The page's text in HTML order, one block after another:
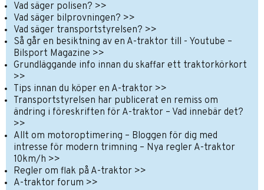
Vad säger polisen? >>
Vad säger bilprovningen? >>
Vad säger transportstyrelsen? >>
Så går en besiktning av en A-traktor till - Youtube –
Bilsport Magazine >>
Grundläggande info innan du skaffar ett traktorkörkort
>>
Tips innan du köper en A-traktor >>
Transportstyrelsen har publicerat en remiss om
ändring i föreskriften för A-traktor – Vad innebär det?
>>
Allt om motoroptimering – Bloggen för dig med
intresse för modern trimning – Nya regler A-traktor
10km/h >>
Regler om flak på A-traktor >>
A-traktor forum >>